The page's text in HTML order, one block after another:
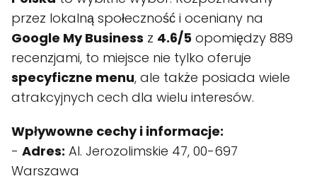
przez lokalną społeczność i oceniany na
Google My Business z 4.6/5 opomiędzy 889
recenzjami, to miejsce nie tylko oferuje
specyficzne menu, ale także posiada wiele
atrakcyjnych cech dla wielu interesów.
Wpływowne cechy i informacje:
- Adres: Al. Jerozolimskie 47, 00-697
Warszawa